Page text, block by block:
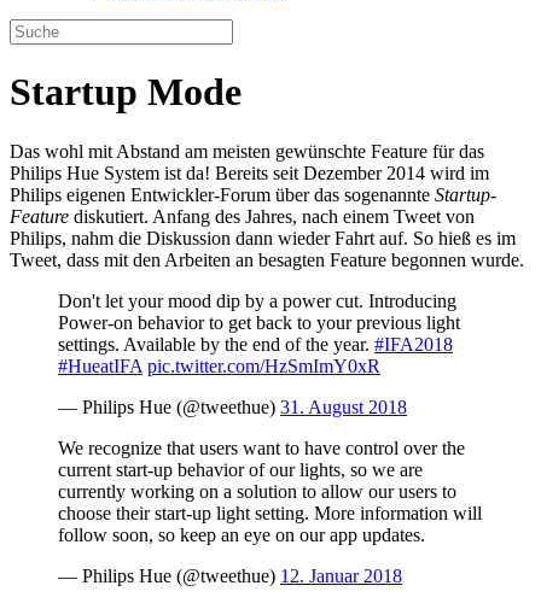
Startup Mode
Das wohl mit Abstand am meisten gewünschte Feature für das
Philips Hue System ist da! Bereits seit Dezember 2014 wird im
Philips eigenen Entwickler-Forum über das sogenannte Startup-
Feature diskutiert. Anfang des Jahres, nach einem Tweet von
Philips, nahm die Diskussion dann wieder Fahrt auf. So hieß es im
Tweet, dass mit den Arbeiten an besagten Feature begonnen wurde.
Don't let your mood dip by a power cut. Introducing
Power-on behavior to get back to your previous light
settings. Available by the end of the year. #IFA2018
#HueatIFA pic.twitter.com/HzSmImY0xR
— Philips Hue (@tweethue) 31. August 2018
We recognize that users want to have control over the
current start-up behavior of our lights, so we are
currently working on a solution to allow our users to
choose their start-up light setting. More information will
follow soon, so keep an eye on our app updates.
— Philips Hue (@tweethue) 12. Januar 2018